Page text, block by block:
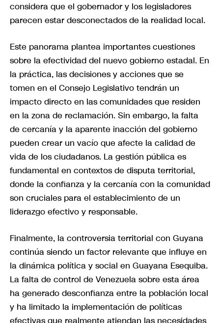
considera que el gobernador y los legisladores
parecen estar desconectados de la realidad local.
Este panorama plantea importantes cuestiones
sobre la efectividad del nuevo gobierno estadal. En
la práctica, las decisiones y acciones que se
tomen en el Consejo Legislativo tendrán un
impacto directo en las comunidades que residen
en la zona de reclamación. Sin embargo, la falta
de cercanía y la aparente inacción del gobierno
pueden crear un vacío que afecte la calidad de
vida de los ciudadanos. La gestión pública es
fundamental en contextos de disputa territorial,
donde la confianza y la cercanía con la comunidad
son cruciales para el establecimiento de un
liderazgo efectivo y responsable.
Finalmente, la controversia territorial con Guyana
continúa siendo un factor relevante que influye en
la dinámica política y social en Guayana Esequiba.
La falta de control de Venezuela sobre esta área
ha generado desconfianza entre la población local
y ha limitado la implementación de políticas
efectivas que realmente atiendan las necesidades